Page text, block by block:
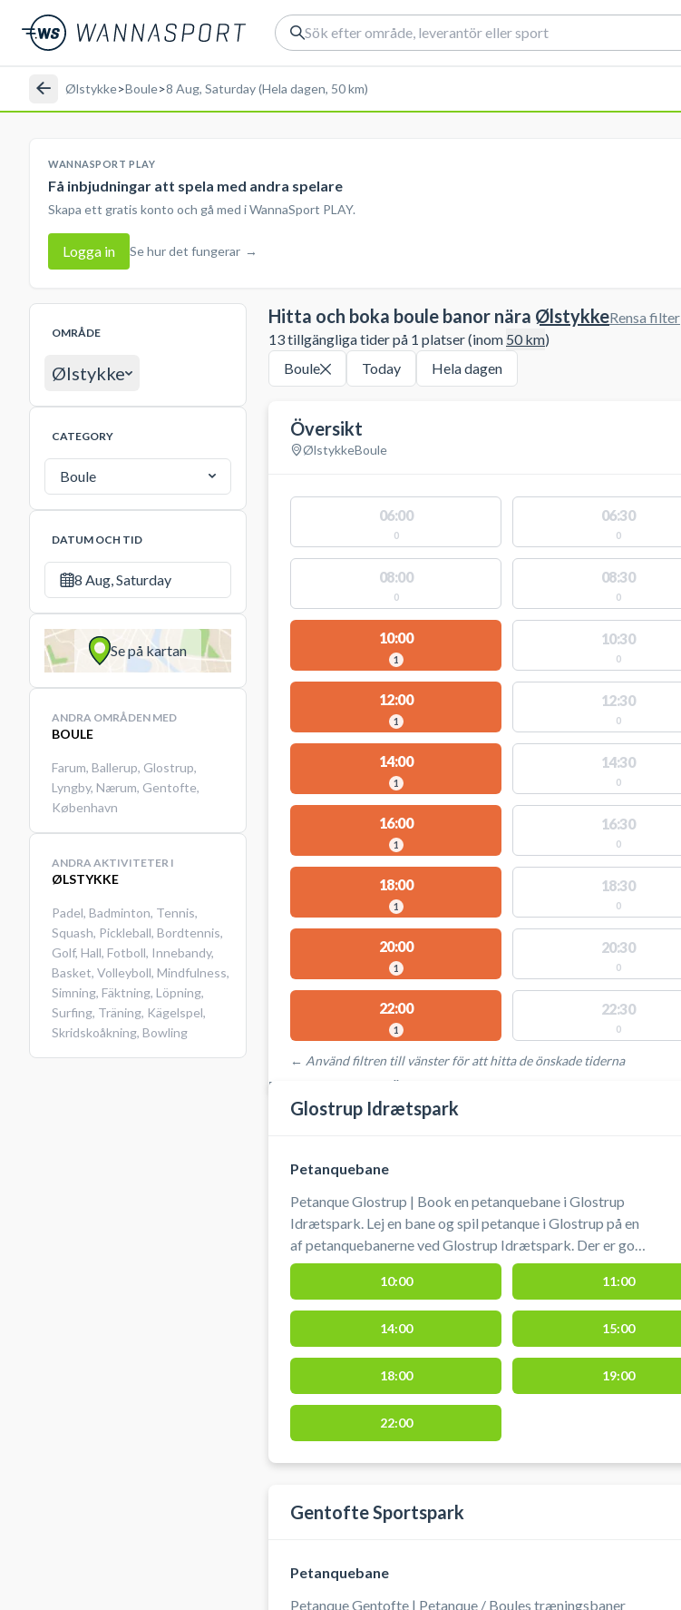
Ølstykke>Boule>8 Aug, Saturday (Hela dagen, 50 km)
WANNASPORT PLAY
Få inbjudningar att spela med andra spelare
Skapa ett gratis konto och gå med i WannaSport PLAY.
Logga in Se hur det fungerar →
OMRÅDE
Ølstykke
CATEGORY
Boule
DATUM OCH TID
8 Aug, Saturday
Se på kartan
ANDRA OMRÅDEN MED
BOULE
Farum, Ballerup, Glostrup,
Lyngby, Nærum, Gentofte,
København
ANDRA AKTIVITETER I
ØLSTYKKE
Padel, Badminton, Tennis,
Squash, Pickleball, Bordtennis,
Golf, Hall, Fotboll, Innebandy,
Basket, Volleyboll, Mindfulness,
Simning, Fäktning, Löpning,
Surfing, Träning, Kägelspel,
Skridskoåkning, Bowling
Hitta och boka boule banor nära Ølstykke
13 tillgängliga tider på 1 platser (inom 50km)
Rensa filter
Boule Today Hela dagen
Översikt
ØlstykkeBoule
06:00
0
06:30
0
08:00
0
08:30
0
10:00
1
10:30
0
12:00
1
12:30
0
14:00
1
14:30
0
16:00
1
16:30
0
18:00
1
18:30
0
20:00
1
20:30
0
22:00
1
22:30
0
← Använd filtren till vänster för att hitta de önskade tiderna
PLATSER MED TILLGÄNGLIGA AKTIVITETER
Glostrup Idrætspark
Petanquebane
Petanque Glostrup | Book en petanquebane i Glostrup
Idrætspark. Lej en bane og spil petanque i Glostrup på en
af petanquebanerne ved Glostrup Idrætspark. Der er gode
parkeringsmuligheder og du medbringer selv udstyr.
Bemærk: Du booker for 30 min ad gangen. Hvis du ønsker
at spille en time, bookes der to tider.
10:00 11:00
14:00 15:00
18:00 19:00
22:00
Gentofte Sportspark
Petanquebane
Petanque Gentofte | Petanque / Boules træningsbaner